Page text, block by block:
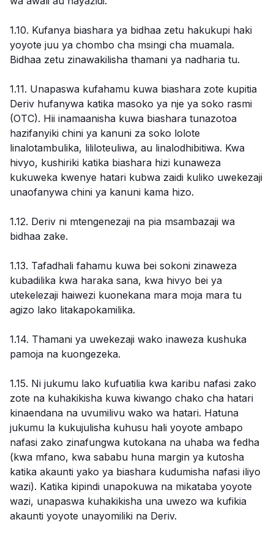
1.10. Kufanya biashara ya bidhaa zetu hakukupi haki
yoyote juu ya chombo cha msingi cha muamala.
Bidhaa zetu zinawakilisha thamani ya nadharia tu.
1.11. Unapaswa kufahamu kuwa biashara zote kupitia
Deriv hufanywa katika masoko ya nje ya soko rasmi
(OTC). Hii inamaanisha kuwa biashara tunazotoa
hazifanyiki chini ya kanuni za soko lolote
linalotambulika, lililoteuliwa, au linalodhibitiwa. Kwa
hivyo, kushiriki katika biashara hizi kunaweza
kukuweka kwenye hatari kubwa zaidi kuliko uwekezaji
unaofanywa chini ya kanuni kama hizo.
1.12. Deriv ni mtengenezaji na pia msambazaji wa
bidhaa zake.
1.13. Tafadhali fahamu kuwa bei sokoni zinaweza
kubadilika kwa haraka sana, kwa hivyo bei ya
utekelezaji haiwezi kuonekana mara moja mara tu
agizo lako litakapokamilika.
1.14. Thamani ya uwekezaji wako inaweza kushuka
pamoja na kuongezeka.
1.15. Ni jukumu lako kufuatilia kwa karibu nafasi zako
zote na kuhakikisha kuwa kiwango chako cha hatari
kinaendana na uvumilivu wako wa hatari. Hatuna
jukumu la kukujulisha kuhusu hali yoyote ambapo
nafasi zako zinafungwa kutokana na uhaba wa fedha
(kwa mfano, kwa sababu huna margin ya kutosha
katika akaunti yako ya biashara kudumisha nafasi iliyo
wazi). Katika kipindi unapokuwa na mikataba yoyote
wazi, unapaswa kuhakikisha una uwezo wa kufikia
akaunti yoyote unayomiliki na Deriv.